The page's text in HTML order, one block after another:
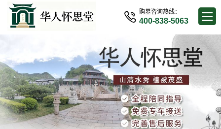
购墓咨询热线：
400-838-5063